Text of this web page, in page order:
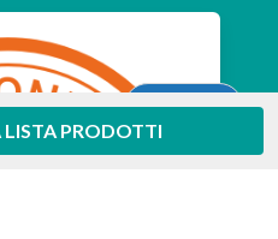
PRODOTTI
Aiuto